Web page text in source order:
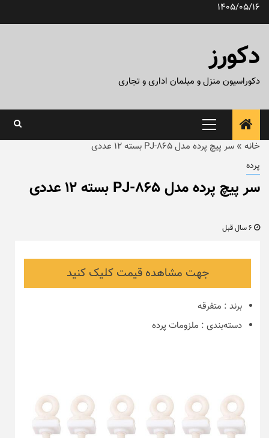
پرش1405/05/16
دکورز
دکوراسیون منزل و مبلمان اداری و تجاری
منوی
اصلی
خانه » سر پیچ پرده مدل PJ-865 بسته ۱۲ عددی
پرده
سر پیچ پرده مدل PJ-865 بسته ۱۲ عددی
جهت مشاهده قیمت کلیک کنید
برند : متفرقه
دسته‌بندی : ملزومات پرده